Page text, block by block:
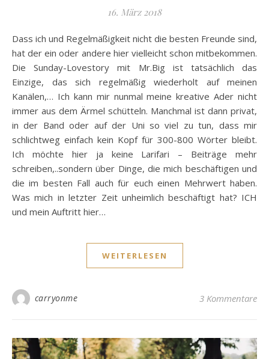
16. März 2018
Dass ich und Regelmäßigkeit nicht die besten Freunde sind,
hat der ein oder andere hier vielleicht schon mitbekommen.
Die Sunday-Lovestory mit Mr.Big ist tatsächlich das
Einzige, das sich regelmäßig wiederholt auf meinen
Kanälen,… Ich kann mir nunmal meine kreative Ader nicht
immer aus dem Ärmel schütteln. Manchmal ist dann privat,
in der Band oder auf der Uni so viel zu tun, dass mir
schlichtweg einfach kein Kopf für 300-800 Wörter bleibt.
Ich möchte hier ja keine Larifari – Beiträge mehr
schreiben,..sondern über Dinge, die mich beschäftigen und
die im besten Fall auch für euch einen Mehrwert haben.
Was mich in letzter Zeit unheimlich beschäftigt hat? ICH
und mein Auftritt hier…
WEITERLESEN
carryonme 3 Kommentare